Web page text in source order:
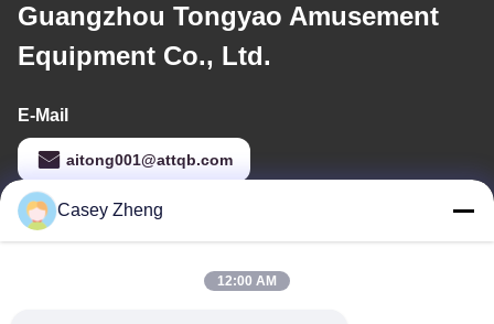
Guangzhou Tongyao Amusement
Equipment Co., Ltd.
E-Mail
aitong001@attqb.com
Unsere Adresse
Casey Zheng
12:00 AM